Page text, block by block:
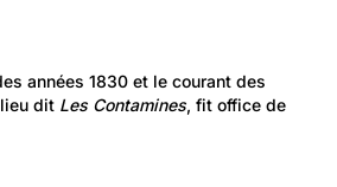
Zurcher)
Malagnou
années 1830 et le courant des
dit Les Contamines, fit office de